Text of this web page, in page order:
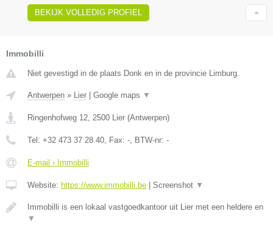
BEKIJK VOLLEDIG PROFIEL
Immobilli
Niet gevestigd in de plaats Donk en in de provincie Limburg.
Antwerpen » Lier Google maps ▼
Ringenhofweg 12, 2500 Lier (Antwerpen)
Tel: +32 473 37 28 40, Fax: -, BTW-nr: -
E-mail › Immobilli
Website: https://www.immobilli.be Screenshot ▼
Immobilli is een lokaal vastgoedkantoor uit Lier met een heldere en
▼